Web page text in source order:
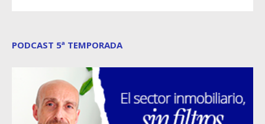
PODCAST 5ª TEMPORADA